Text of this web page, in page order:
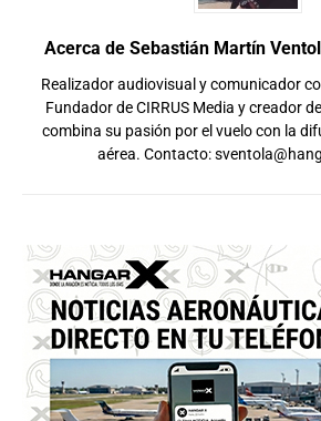
Acerca de Sebastián Martín
Realizador audiovisual y comunicador
Fundador de CIRRUS Media y creador
combina su pasión por el vuelo con la
aérea. Contacto: